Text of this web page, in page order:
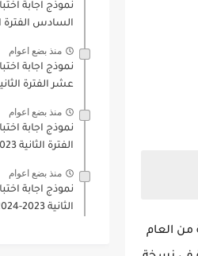
من العام
نموذج اجابة
السادس الفترة الثانية
منذ بضع اعوام
نموذج اجابة
عشر الفترة الثانية 2023-
منذ بضع اعوام
نموذج اجابة
الفترة الثانية 2023-2024
منذ بضع اعوام
نموذج اجابة
الثانية 2023-2024